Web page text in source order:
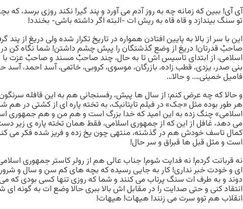
آى آى! ببین که زمانه چه به روز آدم مى آورد و پند گیر! نکند روزى برسد،
تو سنگ بیندازد و قاه قاه به ریش ات -البته اگر داشته باشى- بخندد!
این با سر از بالا به پایین افتادن همواره در تاریخ تکرار شده ولى دریغ از
صاحبْ قدرتان! دریغ از وضع گذشتگان را پیش چشم داشتن! شما نگاه کن
اسلامى، از ابتداى تاسیس اش تا به حال، چند صاحبْ مسند و صاحبْ عزت با
بنى صدر، یزدى، قطب زاده، بازرگان، موسوى، کروبى، خاتمى، آسد احمد،
فامیل خمینى…. و حالا…
و حالا که چه عرض کنم؛ از سال ها پیش، رفسنجانى هم به این قافله
هر طور بوده مثل «جک» در فیلم تایتانیک، به تخته پاره اى از کشتى در
اسلامى» چنگ زده به این امید که خدا بزرگ است و هم من و هم جمهورى
مى دهد، غافل از این که از جمهورى اسلامى، فقط همان تخته پاره ى زیر
کمال تاسف خودش هم در گذشته، منتهى چون یخ زده و فریز شده فکر مى
است و مثل قبل ها قبراق و سر حال!
نه قربانت گردم! نه فدایت شوم! جناب عالى هم از رولر کاستر جمهورى
اى و خودت خبر ندارى! کار به جایى رسیده که بچه هاى کم سن و سال و
دوند و به طرف ات سنگ پرتاب مى کنند و شما که روزى تنها کسى بودى که
انتقاد کنى و حتى صدایت را در مقابل اش بالا ببرى حالا وضع ات به گونه اى
انقلاب هم توو سرت مى زنند! هیهات! هیهات!